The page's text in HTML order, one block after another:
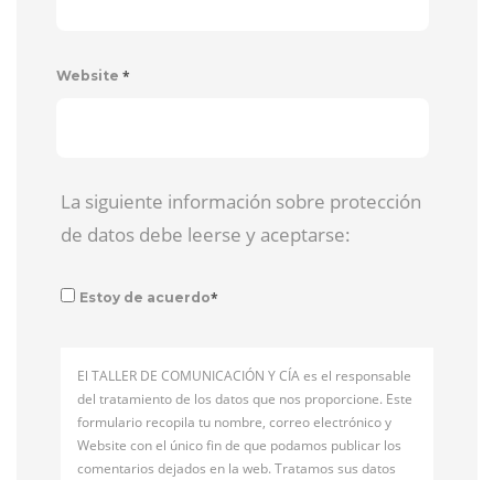
Website *
La siguiente información sobre protección
de datos debe leerse y aceptarse:
Estoy de acuerdo*
El TALLER DE COMUNICACIÓN Y CÍA es el responsable
del tratamiento de los datos que nos proporcione. Este
formulario recopila tu nombre, correo electrónico y
Website con el único fin de que podamos publicar los
comentarios dejados en la web. Tratamos sus datos